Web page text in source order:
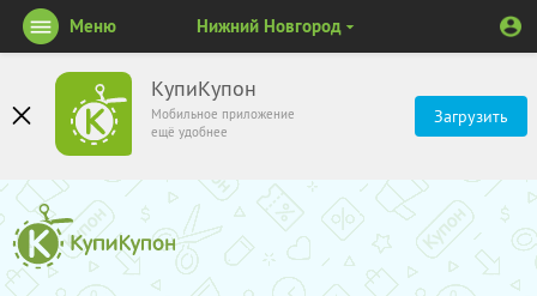
КупиКупон
Мобильное приложение
ещё удобнее
Загрузить
Меню Нижний Новгород